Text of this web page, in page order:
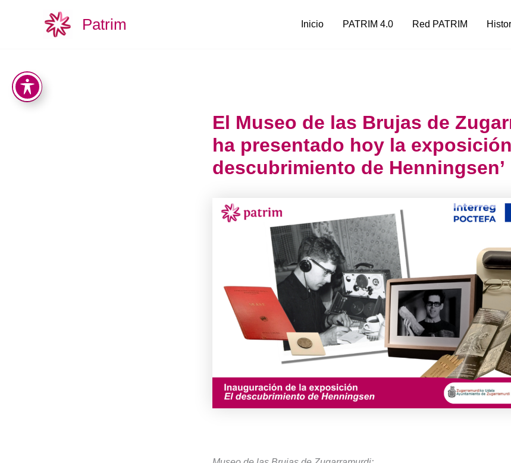
Patrim Inicio PATRIM 4.0 Red PATRIM
El Museo de las Brujas de
ha presentado hoy la exposición
descubrimiento de Henningsen’